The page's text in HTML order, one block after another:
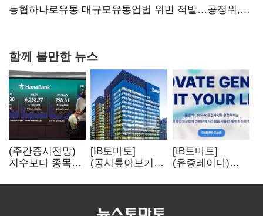
당장 퇴출?…시간만으론 부족한 코스닥 구하기
농협하나로유통 대규모유통업법 위반 적발…공정위,
함께 볼만한 뉴스
(주간증시전망)
지수보다 종목…
이어진다
[IB토마토]
(공시톺아보기)
바로 매출로
[IB토마토]
(유증레이다)
3분의 1 토막…